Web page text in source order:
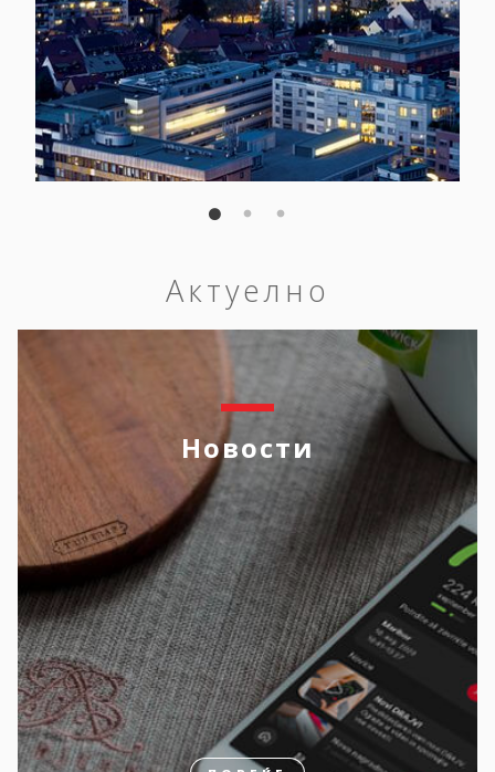
Актуелно
Новости